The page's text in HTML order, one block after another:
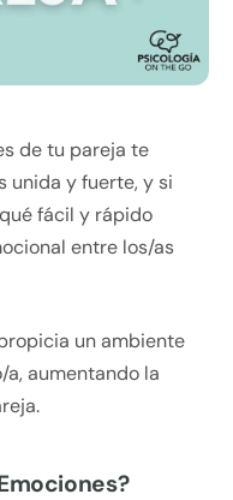
de tu pareja te
unida y fuerte, y si
fácil y rápido
entre los/as
un ambiente
aumentando la